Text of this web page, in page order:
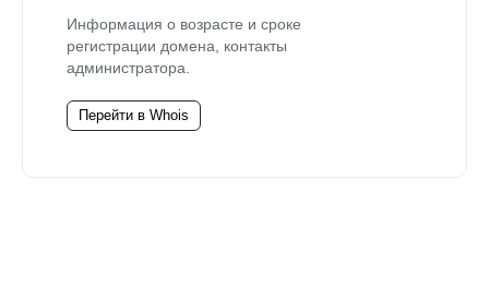
Информация о возрасте и сроке
регистрации домена, контакты
администратора.
Перейти в Whois